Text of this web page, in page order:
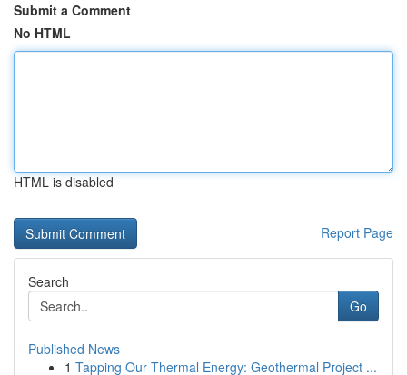
Submit a Comment
No HTML
HTML is disabled
Report Page
Search
Go
Published News
1 Tapping Our Thermal Energy: Geothermal Project ...